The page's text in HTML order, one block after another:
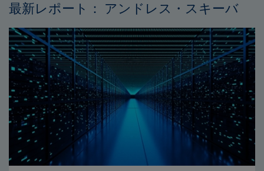
最新レポート： アンドレス・スキーバ